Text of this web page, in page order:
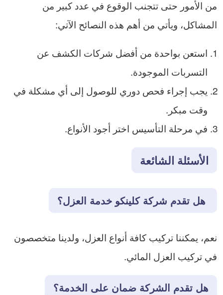
من الأمور حتى تتجنب الوقوع في عدد كبير من
المشاكل، ويأتي من أهم هذه النصائح الآتي:
استعن بواحدة من أفضل شركات الكشف عن
التسربات الموجودة.
يجب إجراء فحص دوري للوصول إلى أي مشكلة في
وقت مبكر.
في مرحلة التأسيس اختر أجود الأنواع.
الأسئلة الشائعة
هل تقدم شركة كلينكو خدمة العزل؟
نعم، يمكننا تركيب كافة أنواع العزل، ولدينا متخصصون
في تركيب العزل المائي.
هل تقدم الشركة ضمان على الخدمة؟